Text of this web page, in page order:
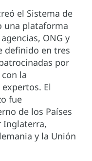
el Sistema de
una plataforma
ONG y
definido en tres
por
con la
El
fue
de los Países
Inglaterra,
y la Unión